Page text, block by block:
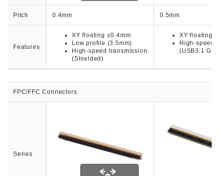
Pitch 0.4mm 0.5mm
Features
XY floating ±0.4mm
Low profile (3.5mm)
High-speed transmission
(Shielded)
XY floating
High-speed
(USB3.1
FPC/FFC Connectors
Series